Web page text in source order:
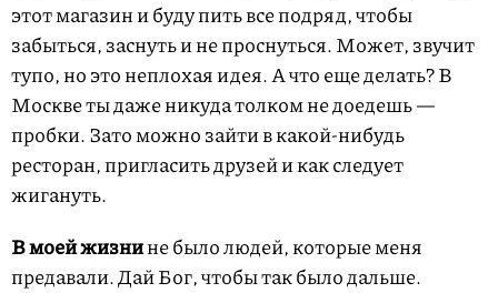
этот магазин и буду пить все подряд, чтобы
забыться, заснуть и не проснуться. Может, звучит
тупо, но это неплохая идея. А что еще делать? В
Москве ты даже никуда толком не доедешь —
пробки. Зато можно зайти в какой-нибудь
ресторан, пригласить друзей и как следует
жигануть.
В моей жизнине было людей, которые меня
предавали. Дай Бог, чтобы так было дальше.